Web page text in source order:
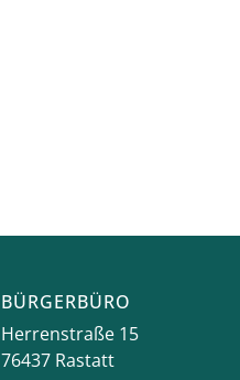
BÜRGERBÜRO
Herrenstraße 15
76437 Rastatt